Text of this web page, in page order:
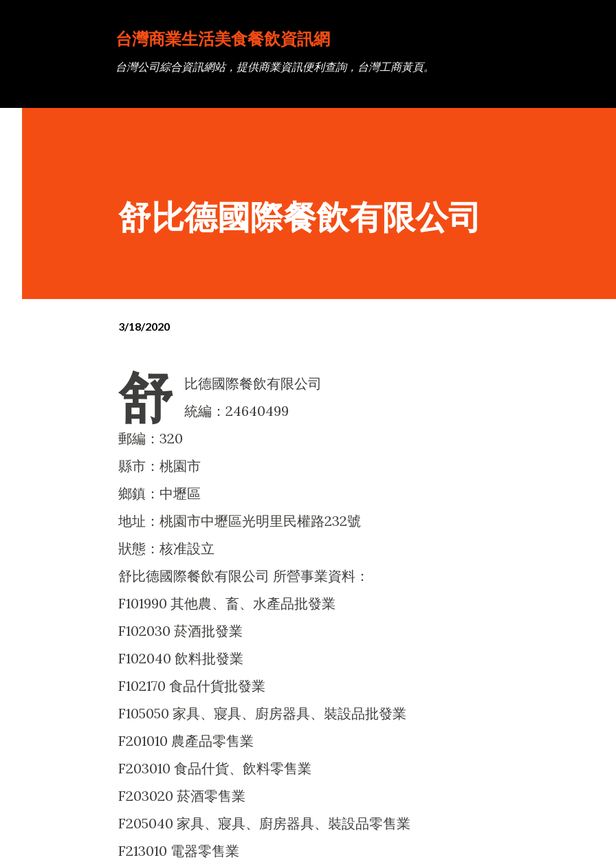
台灣商業生活美食餐飲資訊網
台灣公司綜合資訊網站，提供商業資訊便利查詢，台灣工商黃頁。
舒比德國際餐飲有限公司
3/18/2020
舒
比德國際餐飲有限公司
統編：24640499
郵編：320
縣市：桃園市
鄉鎮：中壢區
地址：桃園市中壢區光明里民權路232號
狀態：核准設立
舒比德國際餐飲有限公司 所營事業資料：
F101990 其他農、畜、水產品批發業
F102030 菸酒批發業
F102040 飲料批發業
F102170 食品什貨批發業
F105050 家具、寢具、廚房器具、裝設品批發業
F201010 農產品零售業
F203010 食品什貨、飲料零售業
F203020 菸酒零售業
F205040 家具、寢具、廚房器具、裝設品零售業
F213010 電器零售業